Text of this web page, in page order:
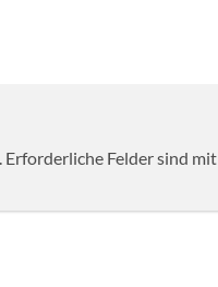
Erforderliche Felder sind mit